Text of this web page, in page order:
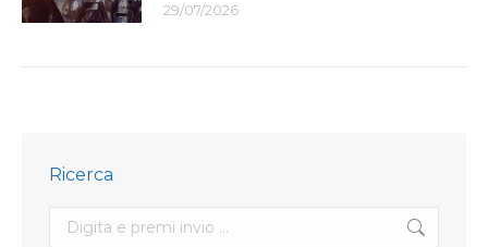
29/07/2026
Ricerca
Search: